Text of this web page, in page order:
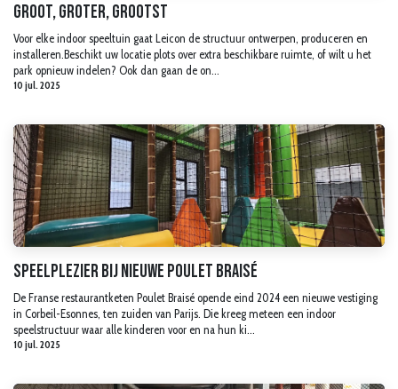
Groot, groter, grootst
Voor elke indoor speeltuin gaat Leicon de structuur ontwerpen, produceren en
installeren.Beschikt uw locatie plots over extra beschikbare ruimte, of wilt u het
park opnieuw indelen? Ook dan gaan de on...
10 jul. 2025
Speelplezier bij nieuwe Poulet Braisé
De Franse restaurantketen Poulet Braisé opende eind 2024 een nieuwe vestiging
in Corbeil-Esonnes, ten zuiden van Parijs. Die kreeg meteen een indoor
speelstructuur waar alle kinderen voor en na hun ki...
10 jul. 2025